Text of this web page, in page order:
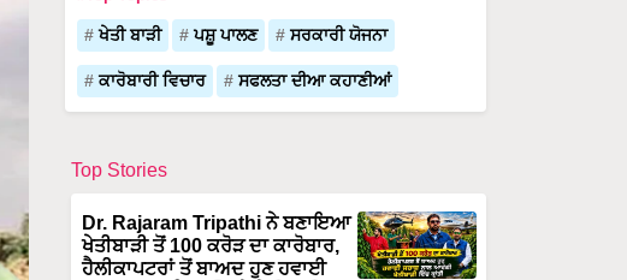
ਖੇਤੀ ਬਾੜੀ ਪਸ਼ੂ ਪਾਲਣ ਸਰਕਾਰੀ ਯੋਜਨਾ
ਕਾਰੋਬਾਰੀ ਵਿਚਾਰ ਸਫਲਤਾ ਦੀਆ ਕਹਾਣੀਆਂ
Top Stories
Dr. Rajaram Tripathi ਨੇ ਬਣਾਇਆ
ਖੇਤੀਬਾੜੀ ਤੋਂ 100 ਕਰੋੜ ਦਾ ਕਾਰੋਬਾਰ,
ਹੈਲੀਕਾਪਟਰਾਂ ਤੋਂ ਬਾਅਦ ਹੁਣ ਹਵਾਈ